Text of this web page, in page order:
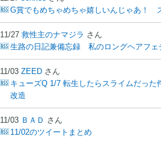
G賞でもめちゃめちゃ嬉しいんじゃあ！
11/27 救性主のナマジラ さん
生路の日記兼備忘録 私のロングヘアフェ
11/03 ZEED さん
キューズQ 1/7 転生したらスライムだっ
改造
11/03 ＢＡＤ さん
11/02のツイートまとめ